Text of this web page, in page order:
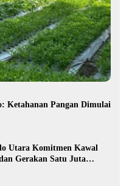
Ketahanan Pangan Dimulai
Utara Komitmen Kawal
Gerakan Satu Juta